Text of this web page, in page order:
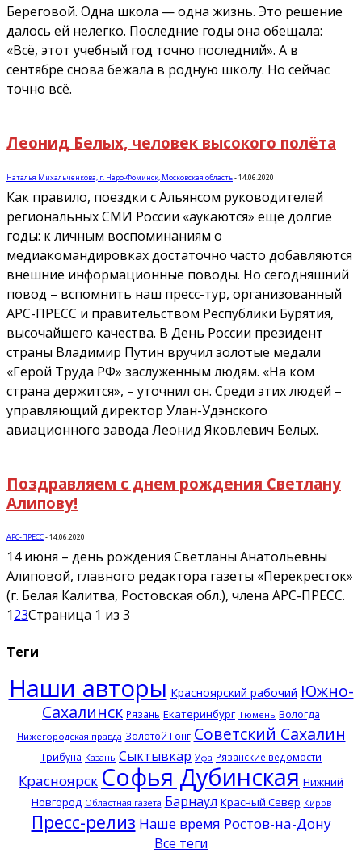
Береговой. Одна школа — одна жизнь. Это решение
далось ей нелегко. Последние годы она обещала:
«Всё, этот учебный год точно последний». А в
сентябре снова бежала в родную школу. Но сейчас
точно всё.
Леонид Белых, человек высокого полёта
Наталья Михальченкова, г. Наро-Фоминск, Московская область-14.06.2020
Как правило, поездки с Альянсом руководителей
региональных СМИ России «аукаются» ещё долгие
годы: к личным воспоминаниям о
медиакомандировках достаточно часто добавляются
внешние информационные поводы. Но сегодняшний
повод – вспомнить наш пресс-тур, организованный
АРС-ПРЕСС и правительством Республики Бурятия,
высочайшего качества. В День России президент
страны Владимир Путин вручил золотые медали
«Герой Труда РФ» заслуженным людям. «На ком
страна держится», – уточнил он. Среди этих людей –
управляющий директор Улан-Удэнского
авиационного завода Леонид Яковлевич Белых.
Поздравляем с днем рождения Светлану
Алипову!
АРС-ПРЕСС-14.06.2020
14 июня – день рождения Светланы Анатольевны
Алиповой, главного редактора газеты «Перекресток»
(г. Белая Калитва, Ростовская обл.), члена АРС-ПРЕСС.
123Страница 1 из 3
Теги
Наши авторы Красноярский рабочий Южно-
Сахалинск Рязань Екатеринбург Тюмень Вологда
Нижегородская правда Золотой Гонг Советский Сахалин
Трибуна Казань Сыктывкар Уфа Рязанские ведомости
Красноярск Софья Дубинская Нижний
Новгород Областная газета Барнаул Красный Север Киров
Пресс-релиз Наше время Ростов-на-Дону
Все теги